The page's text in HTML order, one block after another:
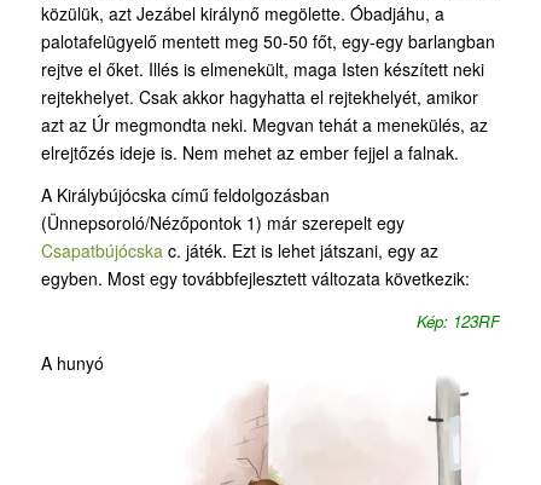
közülük, azt Jezábel királynő megölette. Óbadjáhu, a
palotafelügyelő mentett meg 50-50 főt, egy-egy barlangban
rejtve el őket. Illés is elmenekült, maga Isten készített neki
rejtekhelyet. Csak akkor hagyhatta el rejtekhelyét, amikor
azt az Úr megmondta neki. Megvan tehát a menekülés, az
elrejtőzés ideje is. Nem mehet az ember fejjel a falnak.
A Királybújócska című feldolgozásban
(Ünnepsoroló/Nézőpontok 1) már szerepelt egy
Csapatbújócskac. játék. Ezt is lehet játszani, egy az
egyben. Most egy továbbfejlesztett változata következik:
Kép: 123RF
A hunyó